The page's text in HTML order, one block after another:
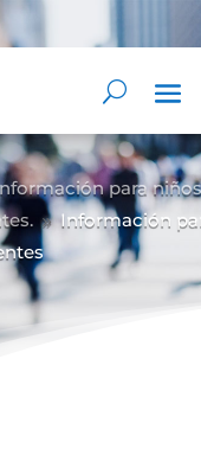
para
9 Información